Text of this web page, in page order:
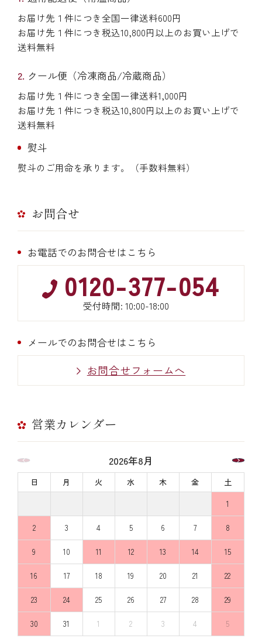
お届け先１件につき全国一律送料600円
お届け先１件につき税込10,800円以上のお買い上げで
送料無料
クール便（冷凍商品/冷蔵商品）
お届け先１件につき全国一律送料1,000円
お届け先１件につき税込10,800円以上のお買い上げで
送料無料
熨斗
熨斗のご用命を承ります。（手数料無料）
お問合せ
お電話でのお問合せはこちら
0120-377-054
受付時間: 10:00-18:00
メールでのお問合せはこちら
お問合せフォームへ
営業カレンダー
2026年8月
日 月 火 水 木 金
土
1
2 3 4 5 6 7 8
9 10 11 12 13 14 15
16 17 18 19 20 21 22
23 24 25 26 27 28 29
30 31 1 2 3 4 5